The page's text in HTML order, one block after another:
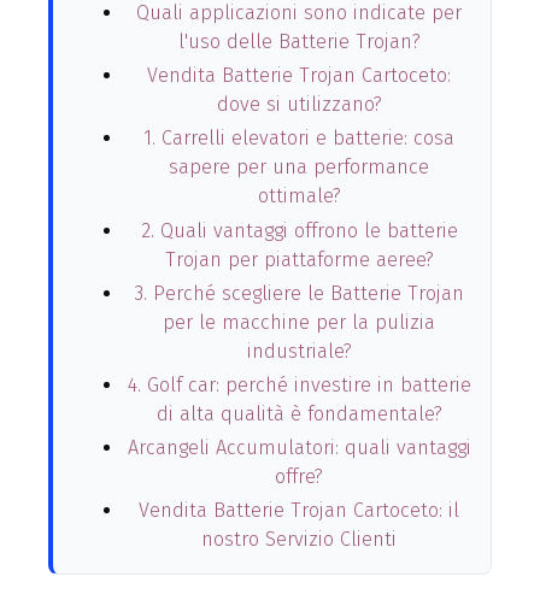
Quali applicazioni sono indicate per
l'uso delle Batterie Trojan?
Vendita Batterie Trojan Cartoceto:
dove si utilizzano?
1. Carrelli elevatori e batterie: cosa
sapere per una performance
ottimale?
2. Quali vantaggi offrono le batterie
Trojan per piattaforme aeree?
3. Perché scegliere le Batterie Trojan
per le macchine per la pulizia
industriale?
4. Golf car: perché investire in batterie
di alta qualità è fondamentale?
Arcangeli Accumulatori: quali vantaggi
offre?
Vendita Batterie Trojan Cartoceto: il
nostro Servizio Clienti